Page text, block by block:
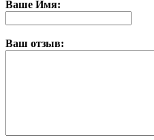
Ваше Имя:
Ваш отзыв: